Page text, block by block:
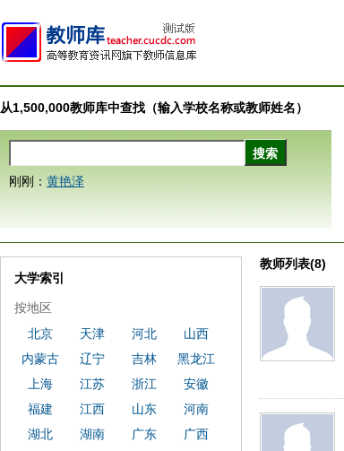
从1,500,000教师库中查找（输入学校名称或教师姓名）
刚刚： 黄艳泽
教师列表(8)
大学索引
按地区
北京
天津 河北
山西
内蒙古
辽宁 吉林
黑龙江
上海
江苏 浙江
安徽
福建
江西 山东
河南
湖北
湖南 广东
广西